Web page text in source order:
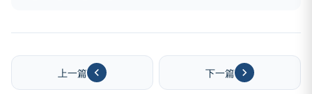
上一篇 下一篇